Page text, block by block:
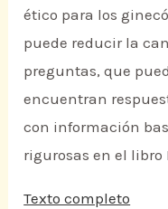
ético para los
puede reducir la
preguntas, que
encuentran
con información
rigurosas en el libro
Texto completo